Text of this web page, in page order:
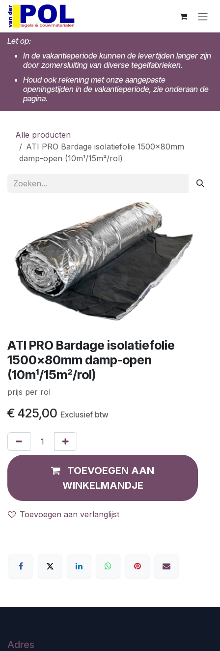
Overslaan naar inhoud
Let op:
In de vakantieperiode kunnen de levertijden langer zijn
door zomersluiting van diverse tegelfabrieken.
Houd ook rekening met onze aangepaste
openingstijden in de vakantieperiode, zie onderaan de
pagina.
Alle producten
ATI PRO Bardage isolatiefolie 1500x80mm
damp-open (10m¹/15m²/rol)
ATI PRO Bardage isolatiefolie
1500x80mm damp-open
(10m¹/15m²/rol)
prijs per rol
€ 425,00 Exclusief btw
TOEVOEGEN AAN
WINKELMANDJE
Toevoegen aan verlanglijst
Adres